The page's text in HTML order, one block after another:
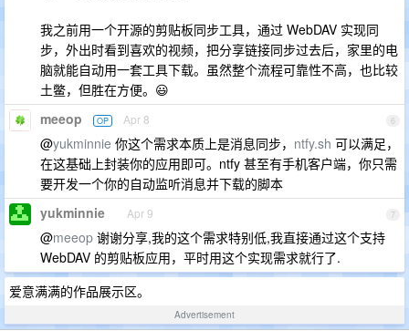
我之前用一个开源的剪贴板同步工具，通过 WebDAV 实现同
步，外出时看到喜欢的视频，把分享链接同步过去后，家里的电
脑就能自动用一套工具下载。虽然整个流程可靠性不高，也比较
土鳖，但胜在方便。😃
6
meeop OP Apr 8
@yukminnie 你这个需求本质上是消息同步， ntfy.sh 可以满足，
在这基础上封装你的应用即可。ntfy 甚至有手机客户端，你只需
要开发一个你的自动监听消息并下载的脚本
7
yukminnie Apr 9
@meeop 谢谢分享,我的这个需求特别低,我直接通过这个支持
WebDAV 的剪贴板应用，平时用这个实现需求就行了.
爱意满满的作品展示区。
Advertisement